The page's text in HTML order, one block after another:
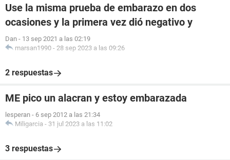
Use la misma prueba de embarazo en dos
ocasiones y la primera vez dió negativo y
Dan - 13 sep 2021 a las 02:19
marsan1990 - 28 sep 2023 a las 09:26
2 respuestas
ME pico un alacran y estoy embarazada
lesperan - 6 sep 2012 a las 21:34
Miligarcia - 31 jul 2023 a las 11:02
3 respuestas